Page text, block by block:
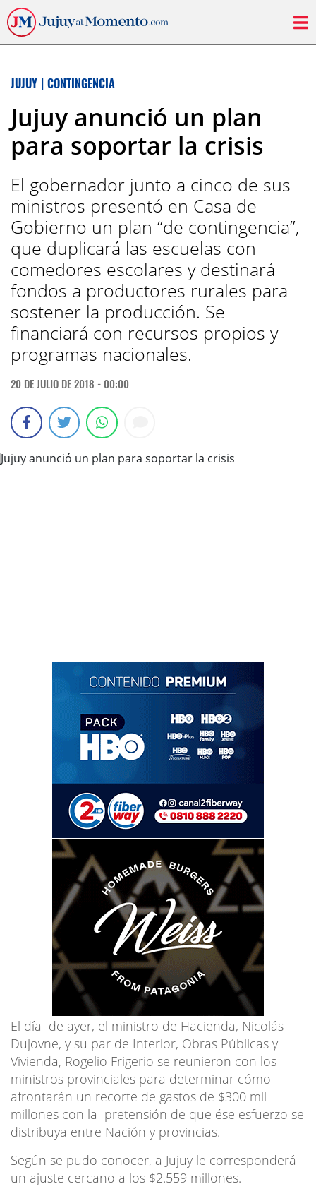
JUJUY | CONTINGENCIA
Jujuy anunció un plan
para soportar la crisis
El gobernador junto a cinco de sus
ministros presentó en Casa de
Gobierno un plan “de contingencia”,
que duplicará las escuelas con
comedores escolares y destinará
fondos a productores rurales para
sostener la producción. Se
financiará con recursos propios y
programas nacionales.
20 DE JULIO DE 2018 - 00:00
El día de ayer, el ministro de Hacienda, Nicolás
Dujovne, y su par de Interior, Obras Públicas y
Vivienda, Rogelio Frigerio se reunieron con los
ministros provinciales para determinar cómo
afrontarán un recorte de gastos de $300 mil
millones con la pretensión de que ése esfuerzo se
distribuya entre Nación y provincias.
Según se pudo conocer, a Jujuy le corresponderá
un ajuste cercano a los $2.559 millones.